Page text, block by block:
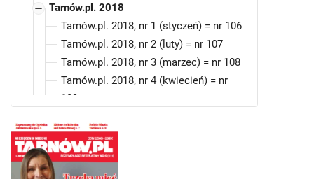
Tarnów.pl. 2018
Tarnów.pl. 2018, nr 1 (styczeń) = nr 106
Tarnów.pl. 2018, nr 2 (luty) = nr 107
Tarnów.pl. 2018, nr 3 (marzec) = nr 108
Tarnów.pl. 2018, nr 4 (kwiecień) = nr
109
Tarnów.pl. 2018, nr 6 (czerwiec) = nr
111
Tarnów.pl. 2018, nr 7 (lipiec) = nr 112